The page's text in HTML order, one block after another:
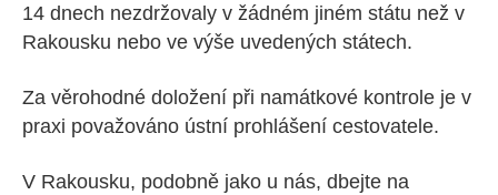
14 dnech nezdržovaly v žádném jiném státu než v
Rakousku nebo ve výše uvedených státech.
Za věrohodné doložení při namátkové kontrole je v
praxi považováno ústní prohlášení cestovatele.
V Rakousku, podobně jako u nás, dbejte na